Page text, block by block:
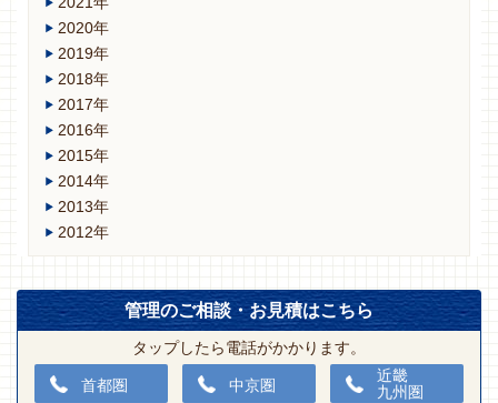
2020年
2019年
2018年
2017年
2016年
2015年
2014年
2013年
2012年
管理のご相談・お見積はこちら
タップしたら電話がかかります。
首都圏 中京圏
近畿
九州圏